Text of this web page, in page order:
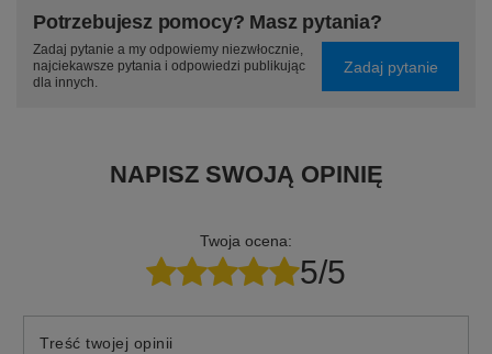
Potrzebujesz pomocy? Masz pytania?
Zadaj pytanie a my odpowiemy niezwłocznie,
najciekawsze pytania i odpowiedzi publikując
dla innych.
Zadaj pytanie
NAPISZ SWOJĄ OPINIĘ
Twoja ocena:
5/5
Treść twojej opinii